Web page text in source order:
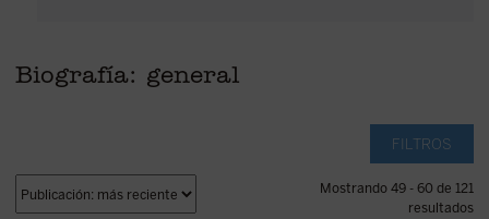
Biografía: general
FILTROS
Mostrando 49 - 60 de 121
resultados